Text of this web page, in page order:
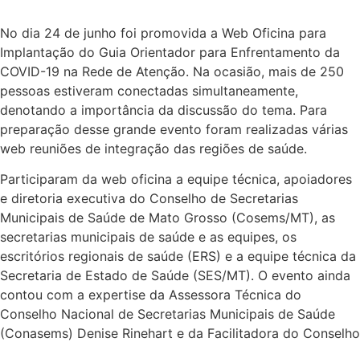
No dia 24 de junho foi promovida a Web Oficina para
Implantação do Guia Orientador para Enfrentamento da
COVID-19 na Rede de Atenção. Na ocasião, mais de 250
pessoas estiveram conectadas simultaneamente,
denotando a importância da discussão do tema. Para
preparação desse grande evento foram realizadas várias
web reuniões de integração das regiões de saúde.
Participaram da web oficina a equipe técnica, apoiadores
e diretoria executiva do Conselho de Secretarias
Municipais de Saúde de Mato Grosso (Cosems/MT), as
secretarias municipais de saúde e as equipes, os
escritórios regionais de saúde (ERS) e a equipe técnica da
Secretaria de Estado de Saúde (SES/MT). O evento ainda
contou com a expertise da Assessora Técnica do
Conselho Nacional de Secretarias Municipais de Saúde
(Conasems) Denise Rinehart e da Facilitadora do Conselho